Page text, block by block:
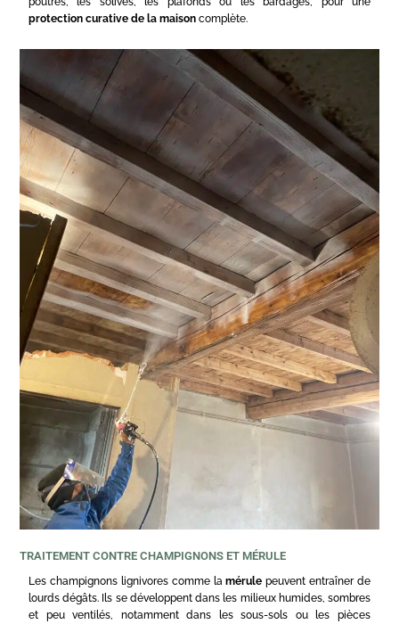
protection curative de la maison complète.
TRAITEMENT CONTRE CHAMPIGNONS ET MÉRULE
Les champignons lignivores comme lamérule peuvent entraîner de
lourds dégâts. Ils se développent dans les milieux humides, sombres
et peu ventilés, notamment dans les sous-sols ou les pièces